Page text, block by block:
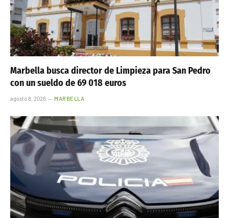
Marbella busca director de Limpieza para San Pedro
con un sueldo de 69 018 euros
agosto 8, 2026 MARBELLA